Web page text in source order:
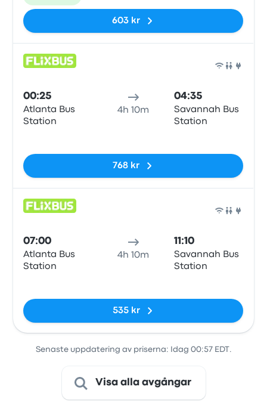
603 kr
00:25
Atlanta Bus
Station
4h 10m
04:35
Savannah Bus
Station
768 kr
07:00
Atlanta Bus
Station
4h 10m
11:10
Savannah Bus
Station
535 kr
Senaste uppdatering av priserna: Idag 00:57 EDT.
Visa alla avgångar